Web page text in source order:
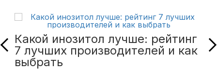
Какой инозитол лучше: рейтинг
7 лучших производителей и как
выбрать